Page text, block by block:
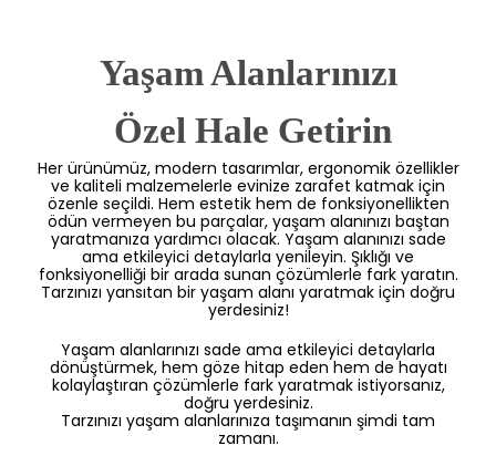
Yaşam Alanlarınızı
Özel Hale Getirin
Her ürünümüz, modern tasarımlar, ergonomik özellikler
ve kaliteli malzemelerle evinize zarafet katmak için
özenle seçildi. Hem estetik hem de fonksiyonellikten
ödün vermeyen bu parçalar, yaşam alanınızı baştan
yaratmanıza yardımcı olacak. Yaşam alanınızı sade
ama etkileyici detaylarla yenileyin. Şıklığı ve
fonksiyonelliği bir arada sunan çözümlerle fark yaratın.
Tarzınızı yansıtan bir yaşam alanı yaratmak için doğru
yerdesiniz!
Yaşam alanlarınızı sade ama etkileyici detaylarla
dönüştürmek, hem göze hitap eden hem de hayatı
kolaylaştıran çözümlerle fark yaratmak istiyorsanız,
doğru yerdesiniz.
Tarzınızı yaşam alanlarınıza taşımanın şimdi tam
zamanı.